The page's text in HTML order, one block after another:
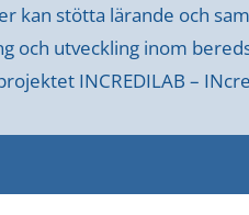
kan stötta lärande och
och utveckling inom
INCREDILAB –